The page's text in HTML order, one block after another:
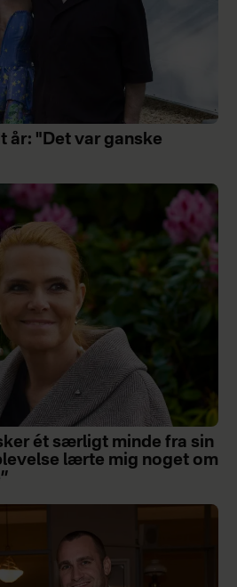
år: "Det var ganske
ét særligt minde fra sin
lærte mig noget om